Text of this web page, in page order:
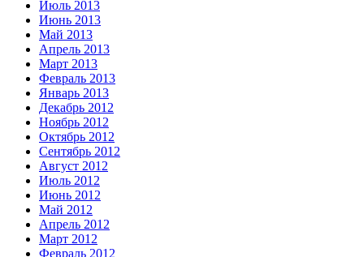
Июль 2013
Июнь 2013
Май 2013
Апрель 2013
Март 2013
Февраль 2013
Январь 2013
Декабрь 2012
Ноябрь 2012
Октябрь 2012
Сентябрь 2012
Август 2012
Июль 2012
Июнь 2012
Май 2012
Апрель 2012
Март 2012
Февраль 2012